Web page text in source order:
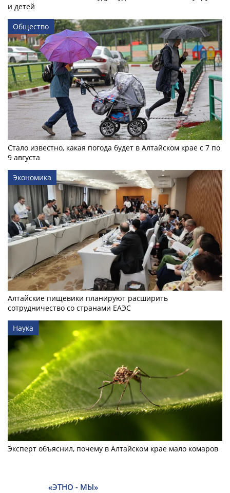
и детей
Общество
Стало известно, какая погода будет в Алтайском крае с 7 по
9 августа
Экономика
Алтайские пищевики планируют расширить
сотрудничество со странами ЕАЭС
Наука
Эксперт объяснил, почему в Алтайском крае мало комаров
«ЭТНО - МЫ»